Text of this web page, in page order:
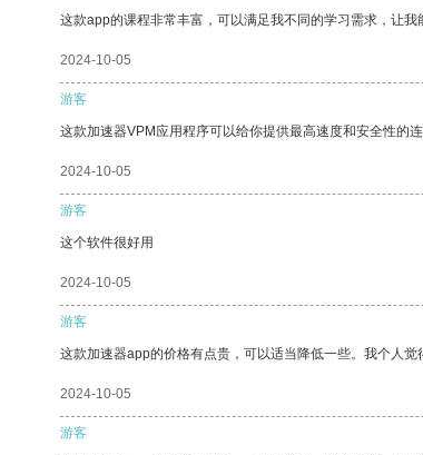
这款app的课程非常丰富，可以满足我不同的学习需求，让我
2024-10-05
游客
这款加速器VPM应用程序可以给你提供最高速度和安全性的
2024-10-05
游客
这个软件很好用
2024-10-05
游客
这款加速器app的价格有点贵，可以适当降低一些。我个人
2024-10-05
游客